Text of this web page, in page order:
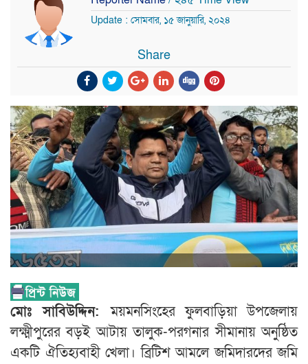
Update : সোমবার, ১৫ জানুয়ারি, ২০২৪
Share
মোঃ সাবিউদ্দিন:ময়মনসিংহের ফুলবাড়িয়া উপজেলায়
লক্ষ্মীপুরের বড়ই আটায় তালুক-পরগনার সীমানায় অনুষ্ঠিত
একটি ঐতিহ্যবাহী খেলা। ব্রিটিশ আমলে জমিদারদের জমি